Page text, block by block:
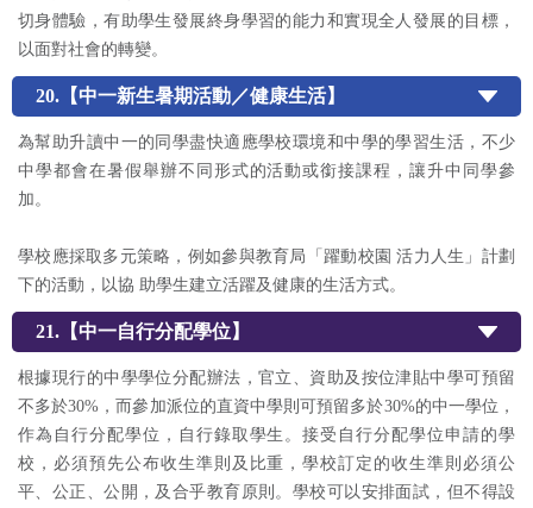
切身體驗，有助學生發展終身學習的能力和實現全人發展的目標，
以面對社會的轉變。
20.【中一新生暑期活動／健康生活】
為幫助升讀中一的同學盡快適應學校環境和中學的學習生活，不少
中學都會在暑假舉辦不同形式的活動或銜接課程，讓升中同學參
加。
學校應採取多元策略，例如參與教育局「躍動校園 活力人生」計劃
下的活動，以協 助學生建立活躍及健康的生活方式。
21.【中一自行分配學位】
根據現行的中學學位分配辦法，官立、資助及按位津貼中學可預留
不多於30%，而參加派位的直資中學則可預留多於30%的中一學位，
作為自行分配學位，自行錄取學生。接受自行分配學位申請的學
校，必須預先公布收生準則及比重，學校訂定的收生準則必須公
平、公正、公開，及合乎教育原則。學校可以安排面試，但不得設